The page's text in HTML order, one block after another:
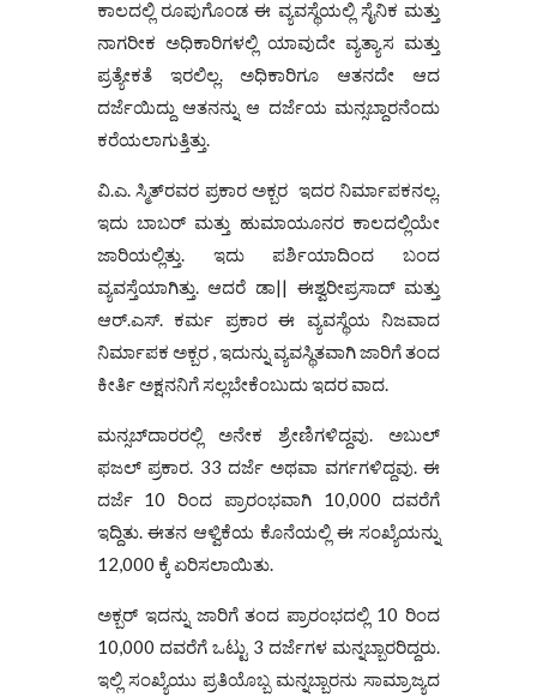
ಕಾಲದಲ್ಲಿ ರೂಪುಗೊಂಡ ಈ ವ್ಯವಸ್ಥೆಯಲ್ಲಿ ಸೈನಿಕ ಮತ್ತು
ನಾಗರೀಕ ಅಧಿಕಾರಿಗಳಲ್ಲಿ ಯಾವುದೇ ವ್ಯತ್ಯಾಸ ಮತ್ತು
ಪ್ರತ್ಯೇಕತೆ ಇರಲಿಲ್ಲ. ಅಧಿಕಾರಿಗೂ ಆತನದೇ ಆದ
ದರ್ಜೆಯಿದ್ದು ಆತನನ್ನು ಆ ದರ್ಜೆಯ ಮನ್ಸಬ್ದಾರನೆಂದು
ಕರೆಯಲಾಗುತ್ತಿತ್ತು.
ವಿ.ಎ. ಸ್ಮಿತ್‌ರವರ ಪ್ರಕಾರ ಅಕ್ಬರ ಇದರ ನಿರ್ಮಾಪಕನಲ್ಲ.
ಇದು ಬಾಬರ್ ಮತ್ತು ಹುಮಾಯೂನರ ಕಾಲದಲ್ಲಿಯೇ
ಜಾರಿಯಲ್ಲಿತ್ತು. ಇದು ಪರ್ಶಿಯಾದಿಂದ ಬಂದ
ವ್ಯವಸ್ತೆಯಾಗಿತ್ತು. ಆದರೆ ಡಾ|| ಈಶ್ವರೀಪ್ರಸಾದ್‌ ಮತ್ತು
ಆ‌ರ್.ಎಸ್. ಕರ್ಮ ಪ್ರಕಾರ ಈ ವ್ಯವಸ್ಥೆಯ ನಿಜವಾದ
ನಿರ್ಮಾಪಕ ಅಕ್ಬರ , ಇದುನ್ನು ವ್ಯವಸ್ಥಿತವಾಗಿ ಜಾರಿಗೆ ತಂದ
ಕೀರ್ತಿ ಅಕ್ಷನನಿಗೆ ಸಲ್ಲಬೇಕೆಂಬುದು ಇದರ ವಾದ.
ಮನ್ಸಬ್‌ದಾರರಲ್ಲಿ ಅನೇಕ ಶ್ರೇಣಿಗಳಿದ್ದವು. ಅಬುಲ್
ಫಜಲ್ ಪ್ರಕಾರ. 33 ದರ್ಜೆ ಅಥವಾ ವರ್ಗಗಳಿದ್ದವು. ಈ
ದರ್ಜೆ 10 ರಿಂದ ಪ್ರಾರಂಭವಾಗಿ 10,000 ದವರೆಗೆ
ಇದ್ದಿತು. ಈತನ ಆಳ್ವಿಕೆಯ ಕೊನೆಯಲ್ಲಿ ಈ ಸಂಖ್ಯೆಯನ್ನು
12,000 ಕ್ಕೆ ಏರಿಸಲಾಯಿತು.
ಅಕ್ಬರ್‌ ಇದನ್ನು ಜಾರಿಗೆ ತಂದ ಪ್ರಾರಂಭದಲ್ಲಿ 10 ರಿಂದ
10,000 ದವರೆಗೆ ಒಟ್ಟು 3 ದರ್ಜೆಗಳ ಮನ್ನಬ್ಬಾರರಿದ್ದರು.
ಇಲ್ಲಿ ಸಂಖ್ಯೆಯು ಪ್ರತಿಯೊಬ್ಬ ಮನ್ನಬ್ಬಾರನು ಸಾಮ್ರಾಜ್ಯದ